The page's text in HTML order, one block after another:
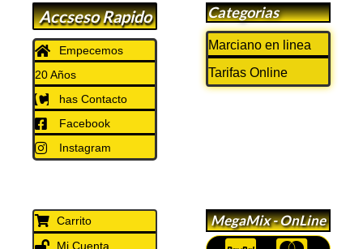
Accseso Rapido
Empecemos
20 Años
has Contacto
Facebook
Instagram
Categorias
Marciano en linea
Tarifas Online
Carrito
Mi Cuenta
MegaMix - OnLine